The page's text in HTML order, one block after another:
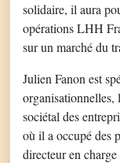
solidaire, il aura
opérations LHH
sur un marché du
Julien Fanon est
organisationnelles,
sociétal des
où il a occupé des
directeur en